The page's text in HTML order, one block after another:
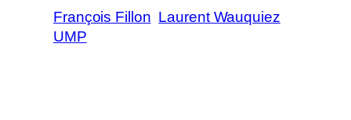
François Fillon Laurent Wauquiez
UMP